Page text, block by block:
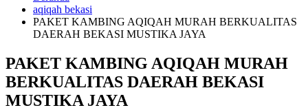
aqiqah bekasi
PAKET KAMBING AQIQAH MURAH BERKUALITAS
DAERAH BEKASI MUSTIKA JAYA
PAKET KAMBING AQIQAH MURAH
BERKUALITAS DAERAH BEKASI
MUSTIKA JAYA